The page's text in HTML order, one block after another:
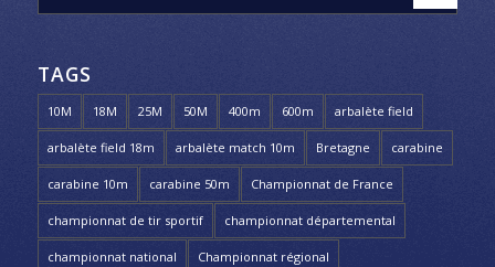
TAGS
10M 18M 25M 50M 400m 600m arbalète field
arbalète field 18m arbalète match 10m Bretagne carabine
carabine 10m carabine 50m Championnat de France
championnat de tir sportif championnat départemental
championnat national Championnat régional